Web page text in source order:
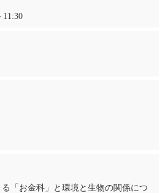
11:30
「お金科」と環境と生物の関係につ